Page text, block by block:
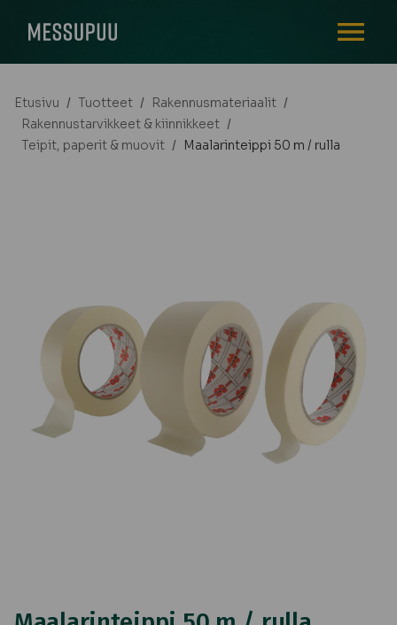
Etusivu / Tuotteet / Rakennusmateriaalit /
Rakennustarvikkeet & kiinnikkeet /
Teipit, paperit & muovit / Maalarinteippi 50 m / rulla